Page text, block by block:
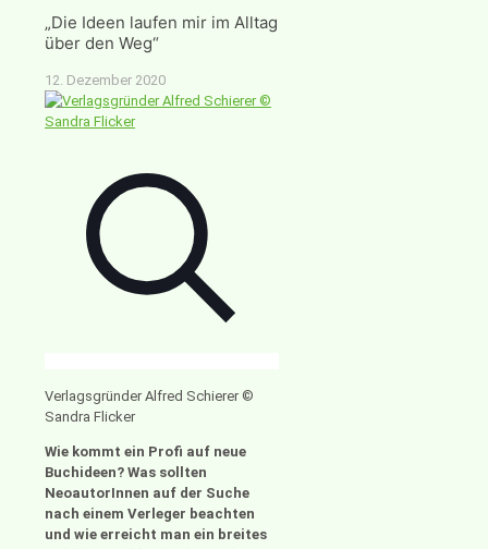
„Die Ideen laufen mir im Alltag
über den Weg“
12. Dezember 2020
Verlagsgründer Alfred Schierer ©
Sandra Flicker
Wie kommt ein Profi auf neue
Buchideen? Was sollten
NeoautorInnen auf der Suche
nach einem Verleger beachten
und wie erreicht man ein breites